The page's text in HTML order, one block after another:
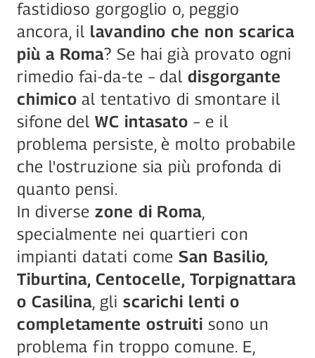
fastidioso gorgoglio o, peggio
ancora, il lavandino che non scarica
più a Roma? Se hai già provato ogni
rimedio fai-da-te – dal disgorgante
chimico al tentativo di smontare il
sifone del WC intasato – e il
problema persiste, è molto probabile
che l'ostruzione sia più profonda di
quanto pensi.
In diverse zone di Roma,
specialmente nei quartieri con
impianti datati come San Basilio,
Tiburtina, Centocelle, Torpignattara
o Casilina, gli scarichi lenti o
completamente ostruiti sono un
problema fin troppo comune. E,